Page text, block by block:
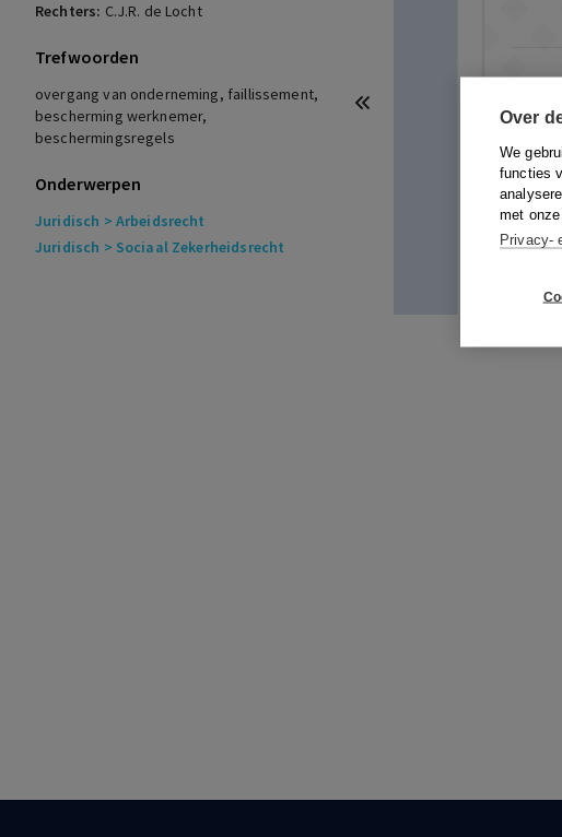
Over
We
functies
met
Privacy-
Rechters: C.J.R. de Locht
Trefwoorden
overgang van onderneming, faillissement,
bescherming werknemer,
beschermingsregels
Onderwerpen
Juridisch > Arbeidsrecht
Juridisch > Sociaal Zekerheidsrecht